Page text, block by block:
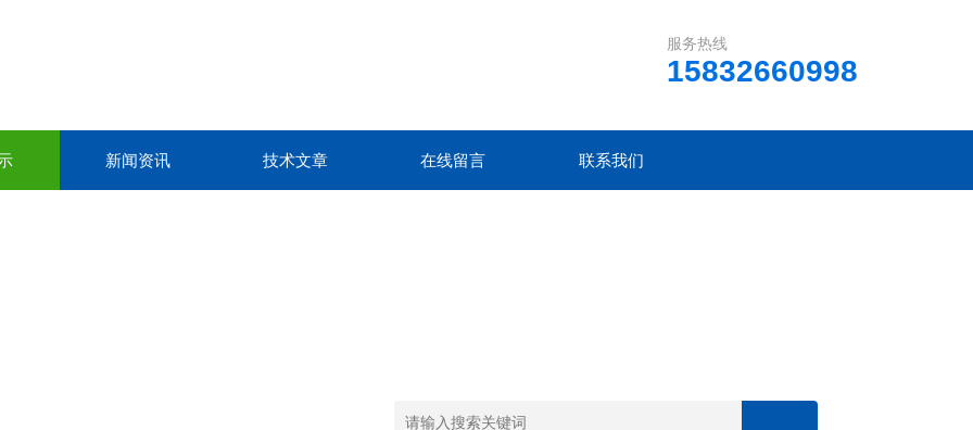
服务热线
15832660998
新闻资讯 技术文章 在线留言 联系我们